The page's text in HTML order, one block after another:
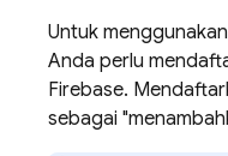
Untuk
Anda perlu
Firebase.
sebagai